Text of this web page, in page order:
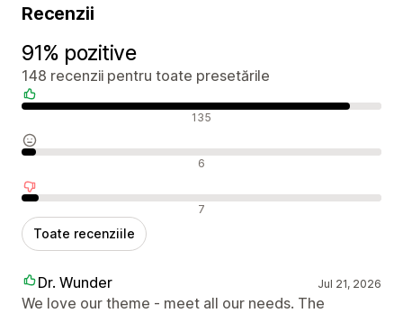
Recenzii
91% pozitive
148 recenzii pentru toate presetările
Recenzii pozitive 135
Recenzii neutre 6
Recenzii negative 7
Toate recenziile
Dr. Wunder Jul 21, 2026
We love our theme - meet all our needs. The